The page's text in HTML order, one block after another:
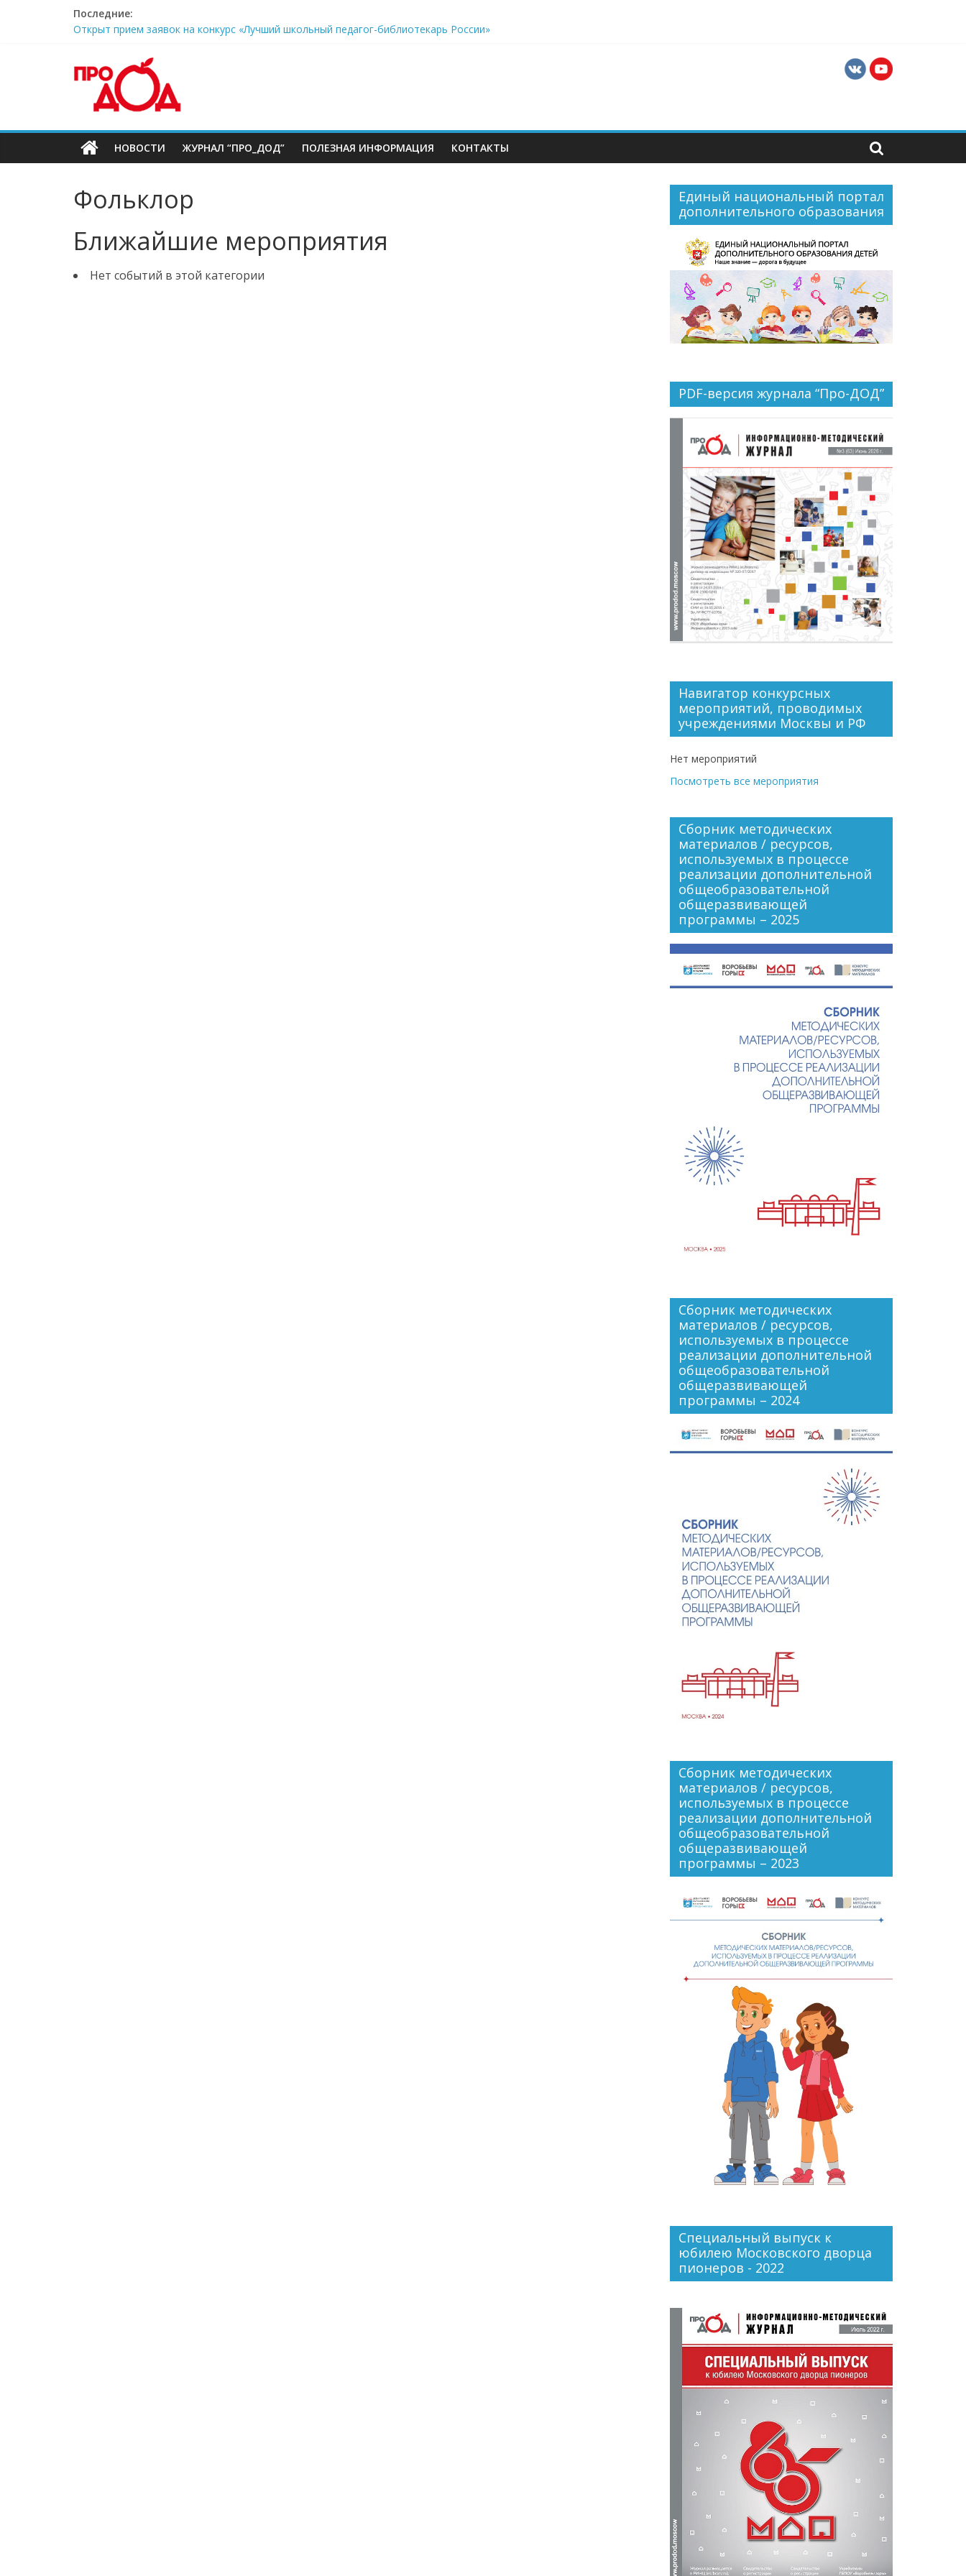
Последние:
Открыт прием заявок на конкурс «Лучший школьный педагог-библиотекарь России»
Официальный комментарий Минпросвещения РФ: закреплён особый статус учителей, дополнительные возможности для их профессиональной и социальной
поддержки
Дни открытых дверей в Московском дворце пионеров
Московский дворец пионеров приглашает ребят к виртуальному путешествию по звёздному небу
НОВОСТИ ЖУРНАЛ “ПРО_ДОД” ПОЛЕЗНАЯ ИНФОРМАЦИЯ КОНТАКТЫ
Фольклор
Ближайшие мероприятия
Нет событий в этой категории
Единый национальный портал
дополнительного образования
PDF-версия журнала “Про-ДОД”
Навигатор конкурсных
мероприятий, проводимых
учреждениями Москвы и РФ
Нет мероприятий
Посмотреть все мероприятия
Сборник методических
материалов / ресурсов,
используемых в процессе
реализации дополнительной
общеобразовательной
общеразвивающей
программы – 2025
Сборник методических
материалов / ресурсов,
используемых в процессе
реализации дополнительной
общеобразовательной
общеразвивающей
программы – 2024
Сборник методических
материалов / ресурсов,
используемых в процессе
реализации дополнительной
общеобразовательной
общеразвивающей
программы – 2023
Специальный выпуск к
юбилею Московского дворца
пионеров - 2022